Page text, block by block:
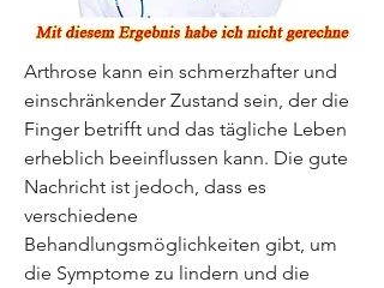
Arthrose kann ein schmerzhafter und
einschränkender Zustand sein, der die
Finger betrifft und das tägliche Leben
erheblich beeinflussen kann. Die gute
Nachricht ist jedoch, dass es
verschiedene
Behandlungsmöglichkeiten gibt, um
die Symptome zu lindern und die